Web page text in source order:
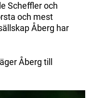
Scheffler och
och mest
Åberg har
Åberg till